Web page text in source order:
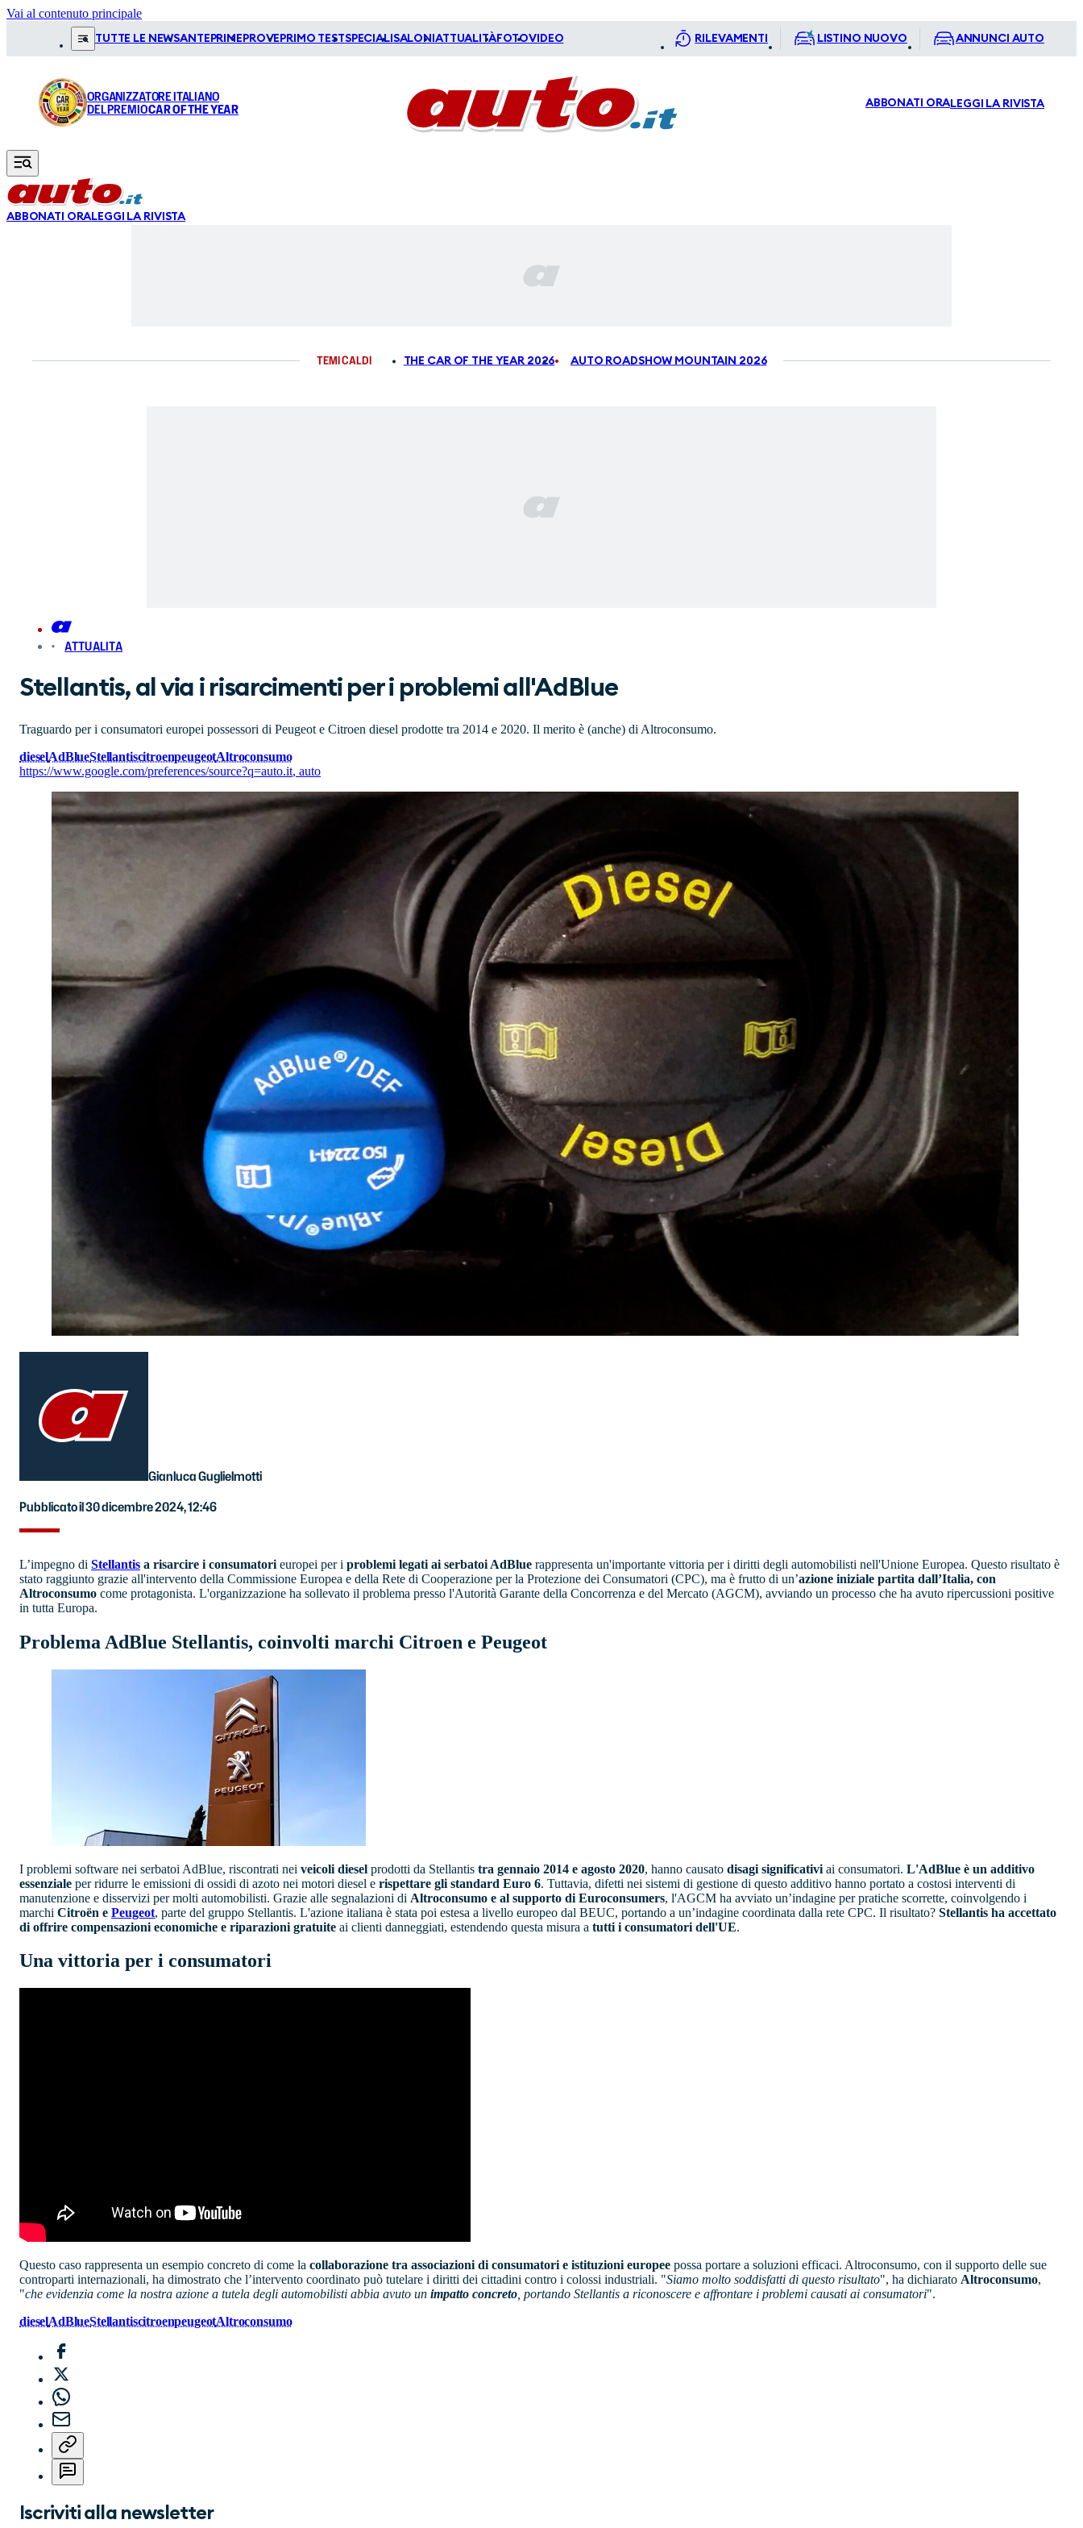
Vai al contenuto principale
TUTTE LE NEWSANTEPRIME PROVE PRIMO TESTSPECIALI SALONI ATTUALITÀFOTOVIDEO RILEVAMENTI LISTINO NUOVO ANNUNCI AUTO
ORGANIZZATORE ITALIANO
DEL PREMIOCAR OF THE YEAR ABBONATI ORALEGGI LA RIVISTA
ABBONATI ORALEGGI LA RIVISTA
TEMI CALDI THE CAR OF THE YEAR 2026 AUTO ROADSHOW MOUNTAIN 2026
ATTUALITA
Stellantis, al via i risarcimenti per i problemi all'AdBlue
Traguardo per i consumatori europei possessori di Peugeot e Citroen diesel prodotte tra 2014 e 2020. Il merito è (anche) di Altroconsumo.
dieselAdBlueStellantiscitroenpeugeotAltroconsumo
https://www.google.com/preferences/source?q=auto.it, auto
Gianluca Guglielmotti
Pubblicato il 30 dicembre 2024, 12:46
L’impegno di Stellantis a risarcire i consumatori europei per i problemi legati ai serbatoi AdBlue rappresenta un'importante vittoria per i diritti degli automobilisti nell'Unione Europea. Questo risultato è
stato raggiunto grazie all'intervento della Commissione Europea e della Rete di Cooperazione per la Protezione dei Consumatori (CPC), ma è frutto di un’azione iniziale partita dall’Italia, con
Altroconsumo come protagonista. L'organizzazione ha sollevato il problema presso l'Autorità Garante della Concorrenza e del Mercato (AGCM), avviando un processo che ha avuto ripercussioni positive
in tutta Europa.
Problema AdBlue Stellantis, coinvolti marchi Citroen e Peugeot
I problemi software nei serbatoi AdBlue, riscontrati nei veicoli diesel prodotti da Stellantis tra gennaio 2014 e agosto 2020, hanno causato disagi significativi ai consumatori. L'AdBlue è un additivo
essenziale per ridurre le emissioni di ossidi di azoto nei motori diesel e rispettare gli standard Euro 6. Tuttavia, difetti nei sistemi di gestione di questo additivo hanno portato a costosi interventi di
manutenzione e disservizi per molti automobilisti. Grazie alle segnalazioni di Altroconsumo e al supporto di Euroconsumers, l'AGCM ha avviato un’indagine per pratiche scorrette, coinvolgendo i
marchi Citroën e Peugeot, parte del gruppo Stellantis. L'azione italiana è stata poi estesa a livello europeo dal BEUC, portando a un’indagine coordinata dalla rete CPC. Il risultato? Stellantis ha accettato
di offrire compensazioni economiche e riparazioni gratuite ai clienti danneggiati, estendendo questa misura a tutti i consumatori dell'UE.
Una vittoria per i consumatori
Questo caso rappresenta un esempio concreto di come la collaborazione tra associazioni di consumatori e istituzioni europee possa portare a soluzioni efficaci. Altroconsumo, con il supporto delle sue
controparti internazionali, ha dimostrato che l’intervento coordinato può tutelare i diritti dei cittadini contro i colossi industriali. "Siamo molto soddisfatti di questo risultato", ha dichiarato Altroconsumo,
"che evidenzia come la nostra azione a tutela degli automobilisti abbia avuto un impatto concreto , portando Stellantis a riconoscere e affrontare i problemi causati ai consumatori".
dieselAdBlueStellantiscitroenpeugeotAltroconsumo
Iscriviti alla newsletter